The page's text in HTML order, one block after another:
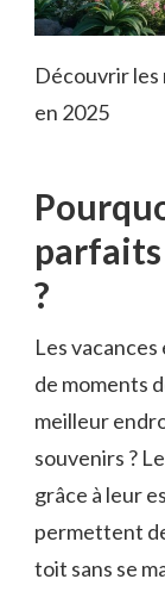
Découvrir les
en 2025
?
Les
de moments
meilleur
souvenirs ?
grâce à leur
permettent
toit sans se